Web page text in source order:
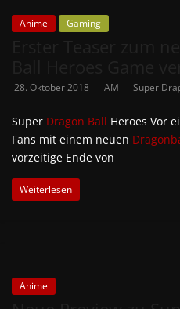
Anime Gaming
28. Oktober 2018 AM Super
Super Dragon Ball Heroes Vor
Fans mit einem neuen
vorzeitige Ende von
Weiterlesen
Anime